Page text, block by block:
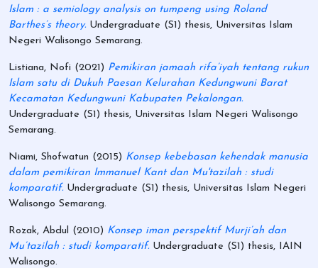
Islam : a semiology analysis on tumpeng using Roland
Barthes’s theory. Undergraduate (S1) thesis, Universitas Islam
Negeri Walisongo Semarang.
Listiana, Nofi (2021) Pemikiran jamaah rifa’iyah tentang rukun
Islam satu di Dukuh Paesan Kelurahan Kedungwuni Barat
Kecamatan Kedungwuni Kabupaten Pekalongan.
Undergraduate (S1) thesis, Universitas Islam Negeri Walisongo
Semarang.
Niami, Shofwatun (2015) Konsep kebebasan kehendak manusia
dalam pemikiran Immanuel Kant dan Mu'tazilah : studi
komparatif. Undergraduate (S1) thesis, Universitas Islam Negeri
Walisongo Semarang.
Rozak, Abdul (2010) Konsep iman perspektif Murji’ah dan
Mu’tazilah : studi komparatif. Undergraduate (S1) thesis, IAIN
Walisongo.